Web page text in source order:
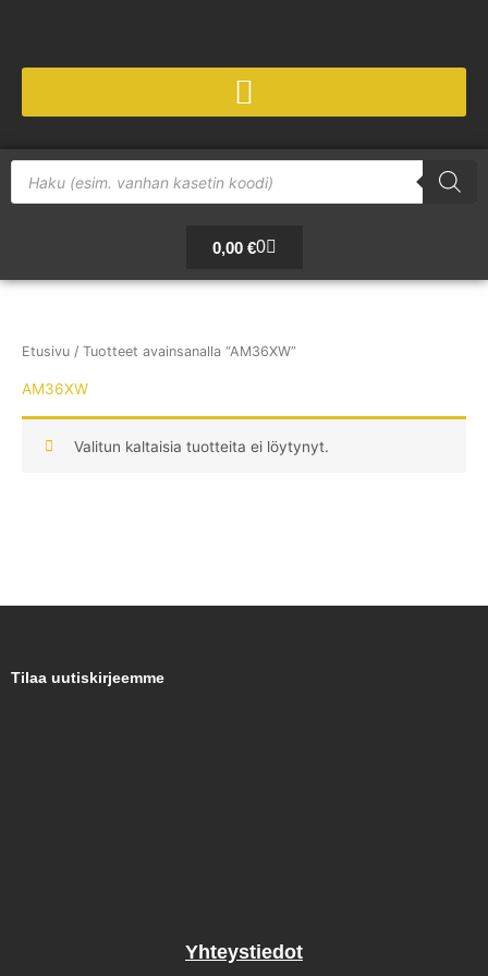
Products
search
0,00 €0
Cart
Etusivu / Tuotteet avainsanalla “AM36XW”
AM36XW
Valitun kaltaisia tuotteita ei löytynyt.
Tilaa uutiskirjeemme
Yhteystiedot